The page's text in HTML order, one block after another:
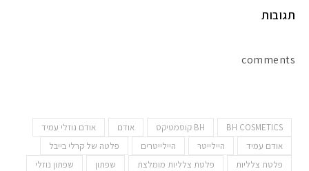
תגובות
comments
BH COSMETICS BH קוסמטיקס אודם
אודם נוזלי עמיד
אודם עמיד
היילייטר היילייטרים
פלטה של קרלי בייבל
פלטת צלליות
פלטת צלליות מומלצת שפתון שפתון נוזלי